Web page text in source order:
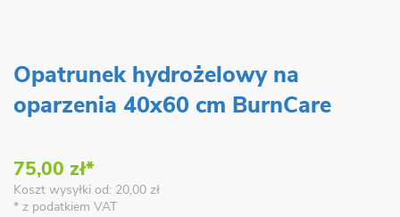
Opatrunek hydrożelowy na
oparzenia 40x60 cm BurnCare
75,00 zł*
Koszt wysyłki od: 20,00 zł
* z podatkiem VAT